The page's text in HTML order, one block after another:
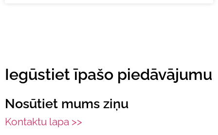
Iegūstiet īpašo piedāvājumu
Nosūtiet mums ziņu
Kontaktu lapa >>